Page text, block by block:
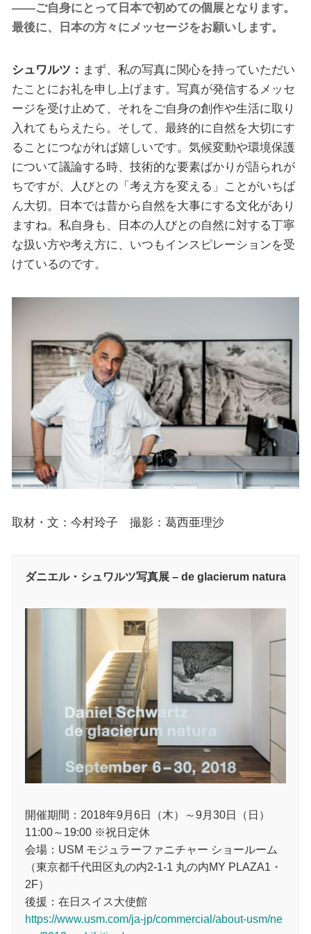
——ご自身にとって日本で初めての個展となります。
最後に、日本の方々にメッセージをお願いします。
シュワルツ： まず、私の写真に関心を持っていただい
たことにお礼を申し上げます。写真が発信するメッセ
ージを受け止めて、それをご自身の創作や生活に取り
入れてもらえたら。そして、最終的に自然を大切にす
ることにつながれば嬉しいです。気候変動や環境保護
について議論する時、技術的な要素ばかりが語られが
ちですが、人びとの「考え方を変える」ことがいちば
ん大切。日本では昔から自然を大事にする文化があり
ますね。私自身も、日本の人びとの自然に対する丁寧
な扱い方や考え方に、いつもインスピレーションを受
けているのです。
取材・文：今村玲子 撮影：葛西亜理沙
ダニエル・シュワルツ写真展 – de glacierum natura
開催期間：2018年9月6日（木）～9月30日（日）
11:00～19:00 ※祝日定休
会場：USM モジュラーファニチャー ショールーム
（東京都千代田区丸の内2-1-1 丸の内MY PLAZA1・
2F）
後援：在日スイス大使館
https://www.usm.com/ja-jp/commercial/about-usm/ne